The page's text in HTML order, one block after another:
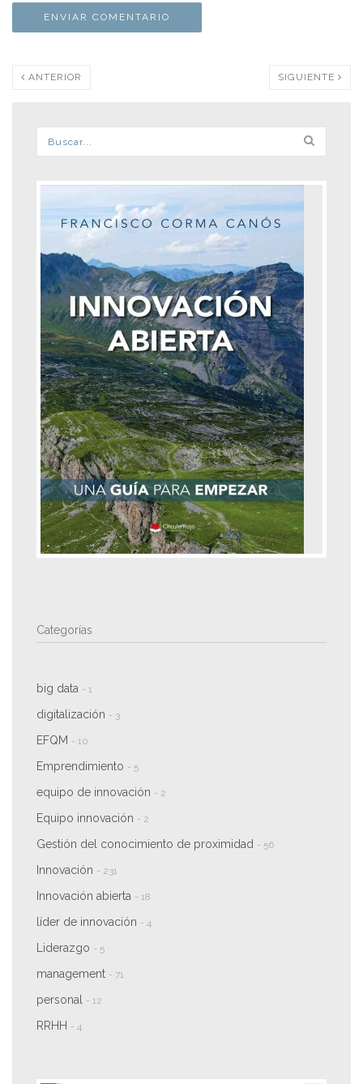
ANTERIOR SIGUIENTE
Formulario de búsqueda
Categorías
big data - 1
digitalización - 3
EFQM - 10
Emprendimiento - 5
equipo de innovación - 2
Equipo innovación - 2
Gestión del conocimiento de proximidad - 56
Innovación - 231
Innovación abierta - 18
líder de innovación - 4
Liderazgo - 5
management - 71
personal - 12
RRHH - 4